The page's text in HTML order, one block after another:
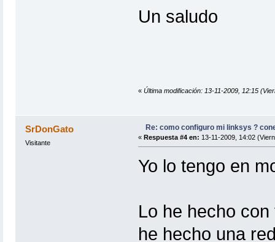
Un saludo
« Última modificación: 13-11-2009, 12:15
SrDonGato
Visitante
Re: como configuro mi linksys ?
« Respuesta #4 en: 13-11-2009, 14:02
Yo lo tengo en
Lo he hecho
he hecho una